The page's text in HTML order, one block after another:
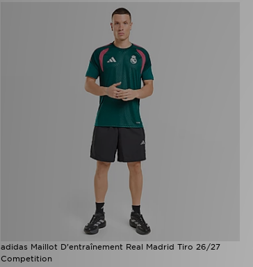
adidas Maillot D’entraînement Real Madrid Tiro 26/27
Competition